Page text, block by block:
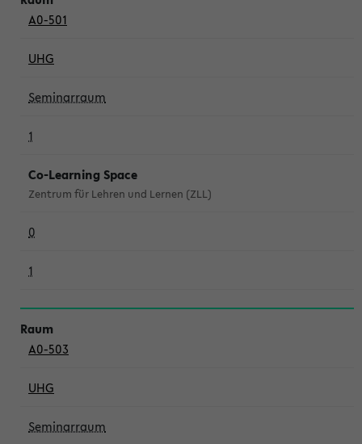
A0-501
UHG
Seminarraum
1
Co-Learning Space
Zentrum für Lehren und Lernen (ZLL)
0
1
A0-503
UHG
Seminarraum